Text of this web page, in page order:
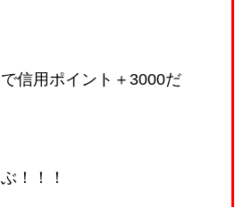
信用ポイント＋3000だ
！！！